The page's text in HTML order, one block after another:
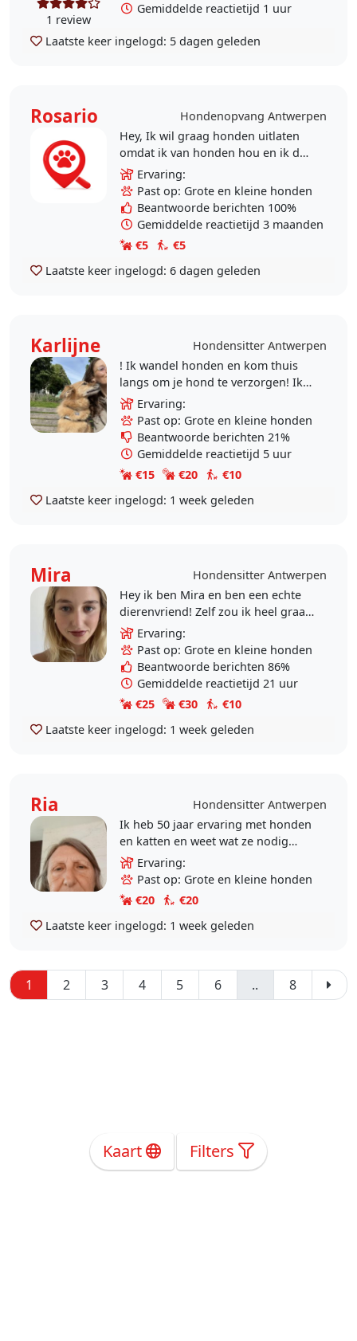
1 review
Gemiddelde reactietijd 1 uur
Laatste keer ingelogd: 5 dagen geleden
Rosario
Hondenopvang Antwerpen
Hey, Ik wil graag honden uitlaten
omdat ik van honden hou en ik doe
ook vrijwilliger in dieren asiel en zo
wil ik heel veel diertjes helpen.
Ervaring:
Past op: Grote en kleine honden
Beantwoorde berichten 100%
Gemiddelde reactietijd 3 maanden
€5
€5
Laatste keer ingelogd: 6 dagen geleden
Karlijne
Hondensitter Antwerpen
! Ik wandel honden en kom thuis
langs om je hond te verzorgen! Ik
kan geen hond thuis opvangen ivm
afwezigheid/vakantie ! Ik ben
opgegroeid met..
Ervaring:
Past op: Grote en kleine honden
Beantwoorde berichten 21%
Gemiddelde reactietijd 5 uur
€15
€20
€10
Laatste keer ingelogd: 1 week geleden
Mira
Hondensitter Antwerpen
Hey ik ben Mira en ben een echte
dierenvriend! Zelf zou ik heel graag
een hondje willen maar jammer
genoeg zien mijn ouders dat niet
helemaal..
Ervaring:
Past op: Grote en kleine honden
Beantwoorde berichten 86%
Gemiddelde reactietijd 21 uur
€25
€30
€10
Laatste keer ingelogd: 1 week geleden
Ria
Hondensitter Antwerpen
Ik heb 50 jaar ervaring met honden
en katten en weet wat ze nodig
hebben.Ik kan hen goed
aanvoelen.
Ervaring:
Past op: Grote en kleine honden
€20
€20
Laatste keer ingelogd: 1 week geleden
1 2 3 4 5 6 .. 8
Kaart Filters